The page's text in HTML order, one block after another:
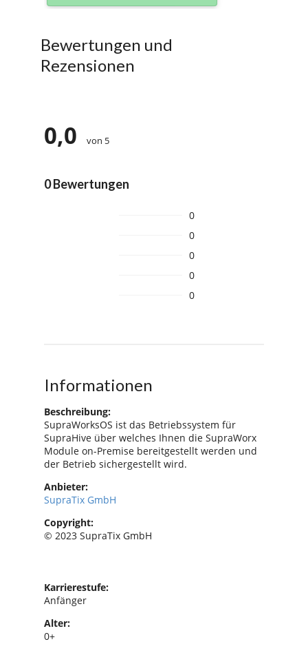
Bewertungen und
Rezensionen
0,0 von 5
0 Bewertungen
0
0
0
0
0
Informationen
Beschreibung:
SupraWorksOS ist das Betriebssystem für
SupraHive über welches Ihnen die SupraWorx
Module on-Premise bereitgestellt werden und
der Betrieb sichergestellt wird.
Anbieter:
SupraTix GmbH
Copyright:
© 2023 SupraTix GmbH
Karrierestufe:
Anfänger
Alter:
0+